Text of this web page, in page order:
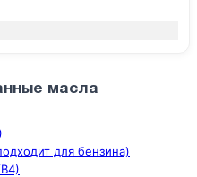
масла
для бензина)